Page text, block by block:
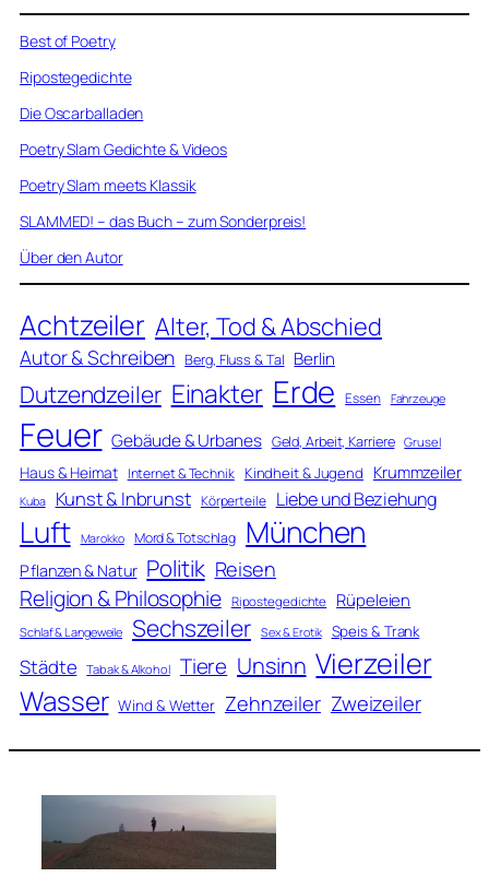
Best of Poetry
Ripostegedichte
Die Oscarballaden
Poetry Slam Gedichte & Videos
Poetry Slam meets Klassik
SLAMMED! – das Buch – zum Sonderpreis!
Über den Autor
Achtzeiler Alter, Tod & Abschied
Autor & Schreiben Berg, Fluss & Tal Berlin
Dutzendzeiler Einakter Erde Essen Fahrzeuge
Feuer Gebäude & Urbanes Geld, Arbeit, Karriere Grusel
Haus & Heimat Internet & Technik Kindheit & Jugend Krummzeiler
Kuba Kunst & Inbrunst Körperteile Liebe und Beziehung
Luft Marokko Mord & Totschlag München
Pflanzen & Natur Politik Reisen
Religion & Philosophie Ripostegedichte Rüpeleien
Schlaf & Langeweile Sechszeiler Sex & Erotik Speis & Trank
Städte Tabak & Alkohol Tiere Unsinn Vierzeiler
Wasser Wind & Wetter Zehnzeiler Zweizeiler